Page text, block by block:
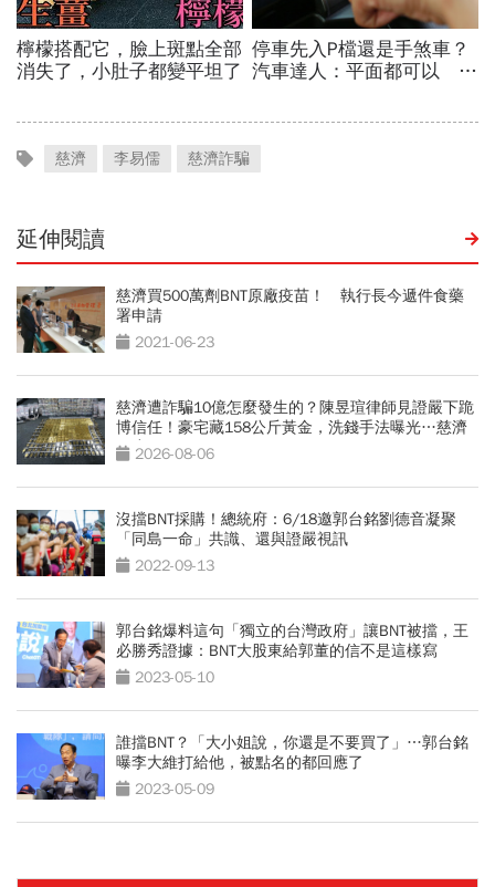
慈濟 李易儒 慈濟詐騙
延伸閱讀
慈濟買500萬劑BNT原廠疫苗！ 執行長今遞件食藥
署申請
2021-06-23
慈濟遭詐騙10億怎麼發生的？陳昱瑄律師見證嚴下跪
博信任！豪宅藏158公斤黃金，洗錢手法曝光…慈濟
回應了
2026-08-06
沒擋BNT採購！總統府：6/18邀郭台銘劉德音凝聚
「同島一命」共識、還與證嚴視訊
2022-09-13
郭台銘爆料這句「獨立的台灣政府」讓BNT被擋，王
必勝秀證據：BNT大股東給郭董的信不是這樣寫
2023-05-10
誰擋BNT？「大小姐說，你還是不要買了」…郭台銘
曝李大維打給他，被點名的都回應了
2023-05-09